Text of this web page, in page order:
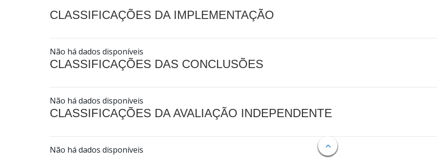
CLASSIFICAÇÕES DA IMPLEMENTAÇÃO
Não há dados disponíveis
CLASSIFICAÇÕES DAS CONCLUSÕES
Não há dados disponíveis
CLASSIFICAÇÕES DA AVALIAÇÃO INDEPENDENTE
Não há dados disponíveis